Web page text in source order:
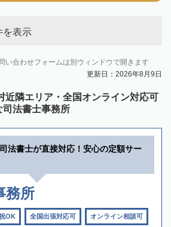
を表示
い合わせフォームは別ウィンドウで開きます
更新日：2026年8月9日
近隣エリア・全国オンライン対応可
法書士事務所
法書士が直接対応！安心の定額サー
務所
OK 全国出張対応可 オンライン相談可